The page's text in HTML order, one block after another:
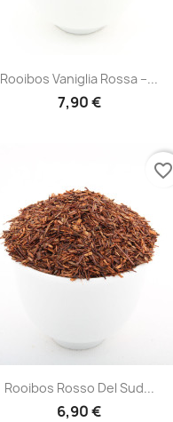
Rooibos Vaniglia Rossa –...
7,90 €
Rooibos Rosso Del Sud...
6,90 €
favorite_border